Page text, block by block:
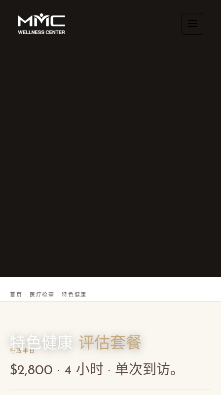
特色健康 评估套餐
首页 · 医疗检查 ·特色健康
行政半日
$2,800 · 4 小时 · 单次到访。